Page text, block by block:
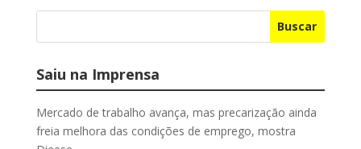
Buscar
Saiu na Imprensa
Mercado de trabalho avança, mas precarização ainda
freia melhora das condições de emprego, mostra